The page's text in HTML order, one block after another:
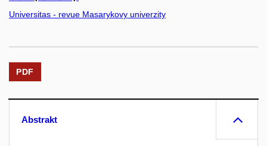
Universitas - revue Masarykovy univerzity
PDF
Abstrakt